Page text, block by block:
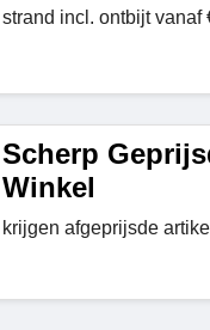
strand incl. ontbijt vanaf
Scherp
Winkel
krijgen afgeprijsde